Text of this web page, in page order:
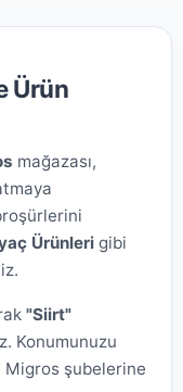
Ürün
mağazası,
Ürünleri gibi
"Siirt"
Konumunuzu
Migros şubelerine